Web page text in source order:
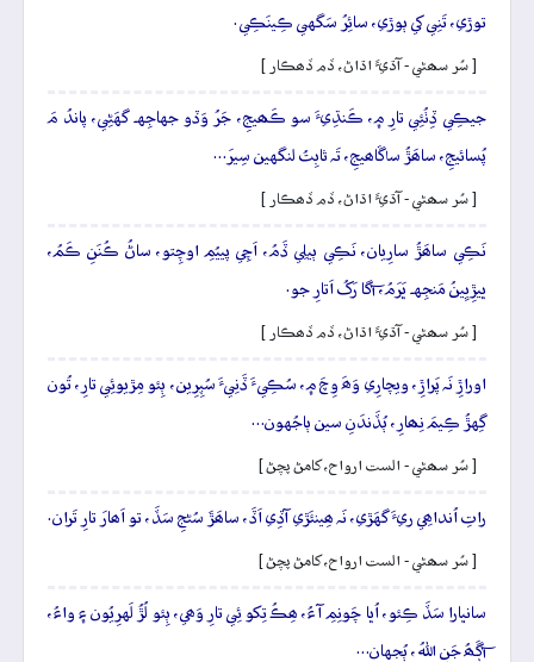
توڙي، تَنِي کي ٻوڙي، سائِرُ سَگهي ڪِينَڪِي.
[ سُر سھڻي - آڌيءَ اڌاڻ، ڏم ڏھڪار ]
جيڪِي ڏِٺُئِي تارِ ۾، ڪَنڌِيءَ سو ڪَھيجِ، جَرُ وَڏو جهاجِهہ گهَڻِي، پاندُ مَ
پُسائيجِ، ساھَڙُ ساڱاھيجِ، تَہ ثابِتُ لنگهين سِيرَ…
[ سُر سھڻي - آڌيءَ اڌاڻ، ڏم ڏھڪار ]
نَڪِي ساھَڙُ سارِيان، نَڪِي ٻيلِي ڏَمُ، اَچِي پييُمِ اوچِتو، ساڻُ ڪُنَنِ ڪَمُ،
ڀيڙِيِينُ مَنجِهہ ڀَرَمُ، آگا رَکُ اَتارِ جو.
[ سُر سھڻي - آڌيءَ اڌاڻ، ڏم ڏھڪار ]
اوراڙِ نَہ پَراڙِ، ويچارِي وَھَ وِچَ ۾، سُڪِيءَ ڏَنِيءَ سُپِرِين، ٻِئو مِڙيوئِي تارِ، تُون
گِهڙُ ڪِيمَ نِھارِ، ٻُڏَندَنِ سين ٻاجُهون…
[ سُر سھڻي - الست ارواح، کامڻ پچڻ ]
راتِ اُنداھِي ريءَ گهَڙي، نَہ ھِينئَڙي آڏِي اَڏَ، ساھَڙَ سُڻجِ سَڏَ، تو اَھارَ تارِ تَران.
[ سُر سھڻي - الست ارواح، کامڻ پچڻ ]
سانڀارا سَڏَ ڪِئو، اُڀا چَونِمِ آءُ، ھِڪُ تِکو ئِي تارِ وَھي، ٻِئو لُڙُ لَهرِيُون ۽ واءُ،
آڳَھُ جَنِ اللهُ، ٻُجهان…